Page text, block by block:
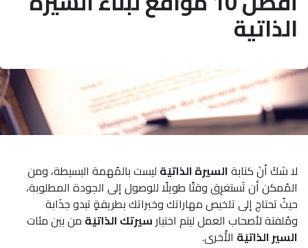
الذاتية
لا شكَ أنَ كتابةالسيرة الذاتيَة ليست بالمُهمة البسيطة، ومن
المُمكن أن تَستغرِق وقتًا طويلًا للوصول إلى الجودة المطلوبة،
حيثُ تحتاج إلى تلخيص مهاراتك وخبراتك بطريقةٍ تبدو جذَابة
ومُلفتة لأصحاب العمل ليتم اختيارسيرتك الذاتيَة من بين مئات
السير الذاتيَة الأُخرى.